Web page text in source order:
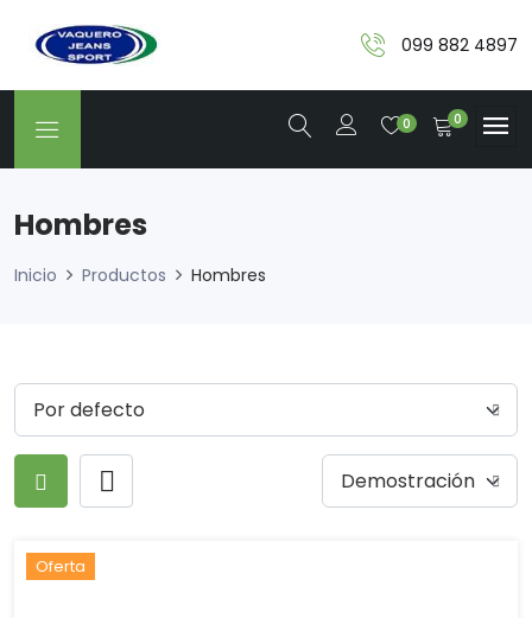
099 882 4897
0 0
Hombres
Inicio Productos Hombres
Oferta